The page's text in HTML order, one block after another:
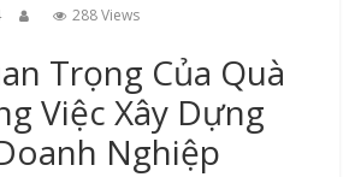
288 Views
Trọng Của Quà
Việc Xây Dựng
Nghiệp